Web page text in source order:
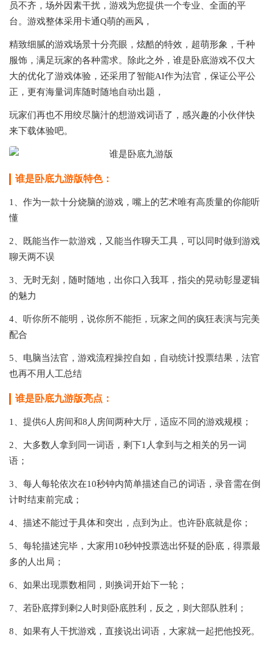
员不齐，场外因素干扰，游戏为您提供一个专业、全面的平
台。游戏整体采用卡通Q萌的画风，
精致细腻的游戏场景十分亮眼，炫酷的特效，超萌形象，千种
服饰，满足玩家的各种需求。除此之外，谁是卧底游戏不仅大
大的优化了游戏体验，还采用了智能AI作为法官，保证公平公
正，更有海量词库随时随地自动出题，
玩家们再也不用绞尽脑汁的想游戏词语了，感兴趣的小伙伴快
来下载体验吧。
谁是卧底九游版特色：
1、作为一款十分烧脑的游戏，嘴上的艺术唯有高质量的你能听
懂
2、既能当作一款游戏，又能当作聊天工具，可以同时做到游戏
聊天两不误
3、无时无刻，随时随地，出你口入我耳，指尖的晃动彰显逻辑
的魅力
4、听你所不能明，说你所不能拒，玩家之间的疯狂表演与完美
配合
5、电脑当法官，游戏流程操控自如，自动统计投票结果，法官
也再不用人工总结
谁是卧底九游版亮点：
1、提供6人房间和8人房间两种大厅，适应不同的游戏规模；
2、大多数人拿到同一词语，剩下1人拿到与之相关的另一词
语；
3、每人每轮依次在10秒钟内简单描述自己的词语，录音需在倒
计时结束前完成；
4、描述不能过于具体和突出，点到为止。也许卧底就是你；
5、每轮描述完毕，大家用10秒钟投票选出怀疑的卧底，得票最
多的人出局；
6、如果出现票数相同，则换词开始下一轮；
7、若卧底撑到剩2人时则卧底胜利，反之，则大部队胜利；
8、如果有人干扰游戏，直接说出词语，大家就一起把他投死。